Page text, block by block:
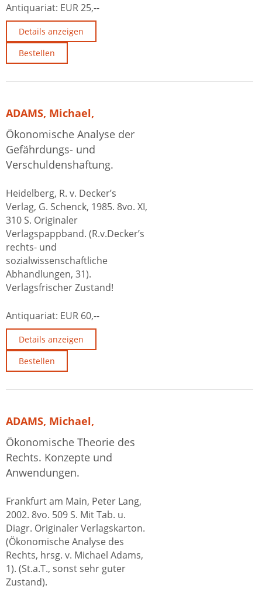
Antiquariat: EUR 25,--
Details anzeigen
Bestellen
ADAMS, Michael,
Ökonomische Analyse der
Gefährdungs- und
Verschuldenshaftung.
Heidelberg, R. v. Decker’s
Verlag, G. Schenck, 1985. 8vo. XI,
310 S. Originaler
Verlagspappband. (R.v.Decker’s
rechts- und
sozialwissenschaftliche
Abhandlungen, 31).
Verlagsfrischer Zustand!
Antiquariat: EUR 60,--
Details anzeigen
Bestellen
ADAMS, Michael,
Ökonomische Theorie des
Rechts. Konzepte und
Anwendungen.
Frankfurt am Main, Peter Lang,
2002. 8vo. 509 S. Mit Tab. u.
Diagr. Originaler Verlagskarton.
(Ökonomische Analyse des
Rechts, hrsg. v. Michael Adams,
1). (St.a.T., sonst sehr guter
Zustand).